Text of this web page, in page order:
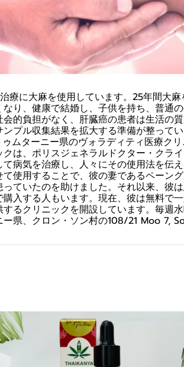
療に大麻を使用しています。25年間大
り、健康で結婚し、子供を持ち、普通
的負担がなく、肝臓癌の患者は生活の
プル収集結果を拡大する準備が整ってい
ムターニー県のヴォラディティ医療ク
は、ポリスジェネラルドクター・クラ
病気を治療し、人々にその使用法を伝
使用することで、彼の妻であるペーン
ていたのを助けました。それ以来、彼
入する人もいます。現在、彼は無料で
るクリニックを開設しています。毎週
県、クロン・ソン村の108/21 Moo 7,